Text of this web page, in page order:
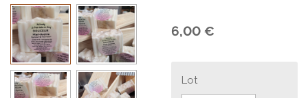
6,00 €
Lot